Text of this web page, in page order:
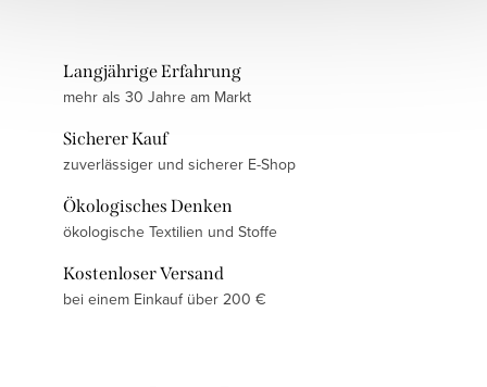
Langjährige Erfahrung
mehr als 30 Jahre am Markt
Sicherer Kauf
zuverlässiger und sicherer E-Shop
Ökologisches Denken
ökologische Textilien und Stoffe
Kostenloser Versand
bei einem Einkauf über 200 €